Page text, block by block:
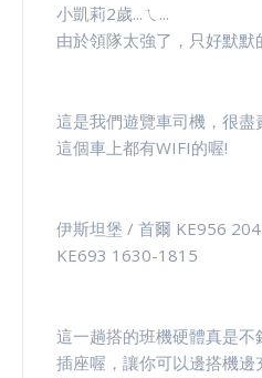
小凱莉2歲...ㄟ...
由於領隊太強了，只好默默
這是我們遊覽車司機，很盡
這個車上都有WIFI的喔!
伊斯坦堡 / 首爾 KE956
KE693 1630-1815
這一趟搭的班機硬體真是不
插座喔，讓你可以邊搭機邊